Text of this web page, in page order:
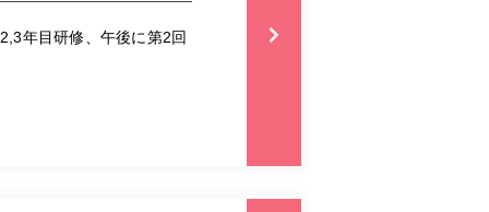
年目研修、午後に第2回